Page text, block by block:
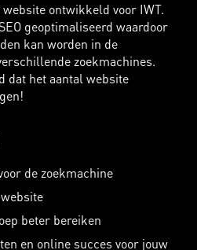
ontwikkeld voor IWT.
geoptimaliseerd waardoor
kan worden in de
zoekmachines.
dat het aantal website
de zoekmachine
beter bereiken
en online succes voor jouw